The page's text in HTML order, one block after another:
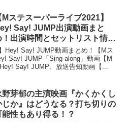
Mステスーパーライブ2021】
Say! JUMP出演動画まと
！出演時間とセットリスト情
。Hey! Say! JUMP動画まとめ！【Mス
Say! JUMP「Sing-along」動画【M
Say! JUMP、放送告知動画【...
野芽郁の主演映画『かくかくし
じか』はどうなる？打ち切りの
能性もあり得る！？